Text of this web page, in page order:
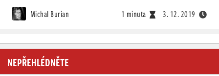
Michal Burian 1 minuta 3. 12. 2019
NEPŘEHLÉDNĚTE